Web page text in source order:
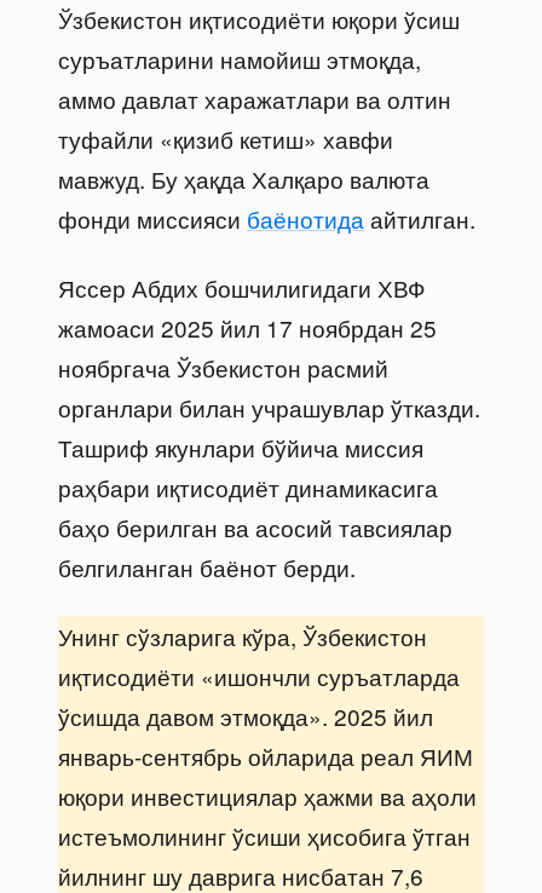
Ўзбекистон иқтисодиёти юқори ўсиш
суръатларини намойиш этмоқда,
аммо давлат харажатлари ва олтин
туфайли «қизиб кетиш» хавфи
мавжуд. Бу ҳақда Халқаро валюта
фонди миссияси баёнотида айтилган.
Яссер Абдих бошчилигидаги ХВФ
жамоаси 2025 йил 17 ноябрдан 25
ноябргача Ўзбекистон расмий
органлари билан учрашувлар ўтказди.
Ташриф якунлари бўйича миссия
раҳбари иқтисодиёт динамикасига
баҳо берилган ва асосий тавсиялар
белгиланган баёнот берди.
Унинг сўзларига кўра, Ўзбекистон
иқтисодиёти «ишончли суръатларда
ўсишда давом этмоқда». 2025 йил
январь-сентябрь ойларида реал ЯИМ
юқори инвестициялар ҳажми ва аҳоли
истеъмолининг ўсиши ҳисобига ўтган
йилнинг шу даврига нисбатан 7,6